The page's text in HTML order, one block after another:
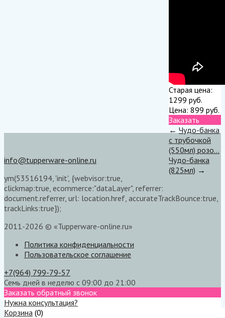
Старая цена:
1299 руб.
Цена: 899 руб.
Заказать
← Чудо-банка
с трубочкой
(550мл) розо...
Чудо-банка
(825мл) →
info@tupperware-online.ru
ym(53516194, 'init', {webvisor:true,
clickmap:true, ecommerce:"dataLayer", referrer:
document.referrer, url: location.href, accurateTrackBounce:true,
trackLinks:true});
2011-2026 © «Tupperware-online.ru»
Политика конфиденциальности
Пользовательское соглашение
+7(964) 799-79-57
Семь дней в неделю с 09:00 до 21:00
Заказать обратный звонок
Нужна консультация?
Корзина (0)